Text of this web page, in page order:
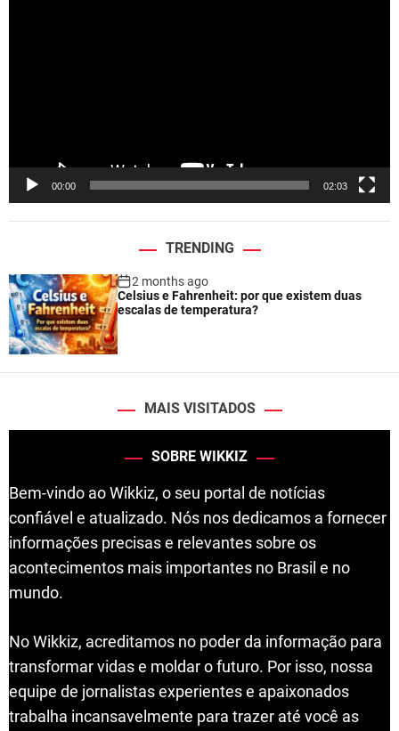
00:00 02:03
TRENDING
2 months ago
Celsius e Fahrenheit: por que existem duas
escalas de temperatura?
MAIS VISITADOS
SOBRE WIKKIZ
Bem-vindo ao Wikkiz, o seu portal de notícias
confiável e atualizado. Nós nos dedicamos a fornecer
informações precisas e relevantes sobre os
acontecimentos mais importantes no Brasil e no
mundo.
No Wikkiz, acreditamos no poder da informação para
transformar vidas e moldar o futuro. Por isso, nossa
equipe de jornalistas experientes e apaixonados
trabalha incansavelmente para trazer até você as